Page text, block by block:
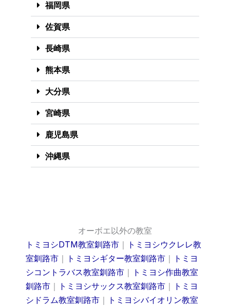
福岡県
佐賀県
長崎県
熊本県
大分県
宮崎県
鹿児島県
沖縄県
オーボエ以外の教室
トミヨシDTM教室釧路市 ｜ トミヨシウクレレ教
室釧路市 ｜ トミヨシギター教室釧路市 ｜ トミヨ
シコントラバス教室釧路市 ｜ トミヨシ作曲教室
釧路市 ｜ トミヨシサックス教室釧路市 ｜ トミヨ
シドラム教室釧路市 ｜ トミヨシバイオリン教室